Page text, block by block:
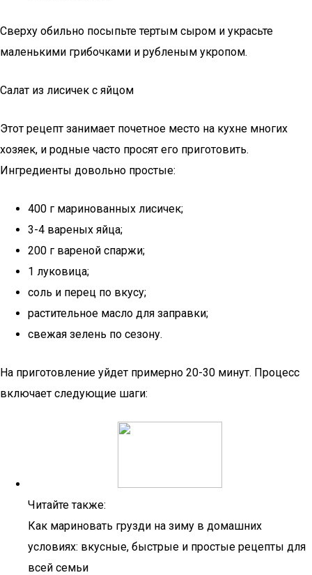
Сверху обильно посыпьте тертым сыром и украсьте
маленькими грибочками и рубленым укропом.
Салат из лисичек с яйцом
Этот рецепт занимает почетное место на кухне многих
хозяек, и родные часто просят его приготовить.
Ингредиенты довольно простые:
400 г маринованных лисичек;
3-4 вареных яйца;
200 г вареной спаржи;
1 луковица;
соль и перец по вкусу;
растительное масло для заправки;
свежая зелень по сезону.
На приготовление уйдет примерно 20-30 минут. Процесс
включает следующие шаги:
Читайте также:
Как мариновать грузди на зиму в домашних
условиях: вкусные, быстрые и простые рецепты для
всей семьи